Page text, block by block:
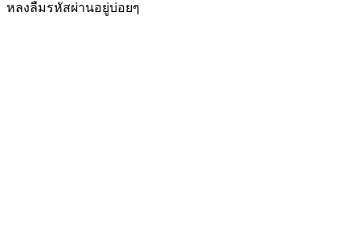
หลงลืมรหัสผ่านอยู่บ่อยๆ